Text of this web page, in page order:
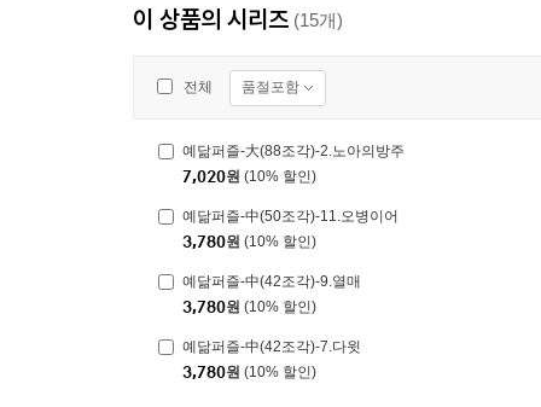
이 상품의 시리즈 (15개)
전체 품절포함
예닮퍼즐-大(88조각)-2.노아의방주
7,020원 (10% 할인)
예닮퍼즐-中(50조각)-11.오병이어
3,780원 (10% 할인)
예닮퍼즐-中(42조각)-9.열매
3,780원 (10% 할인)
예닮퍼즐-中(42조각)-7.다윗
3,780원 (10% 할인)